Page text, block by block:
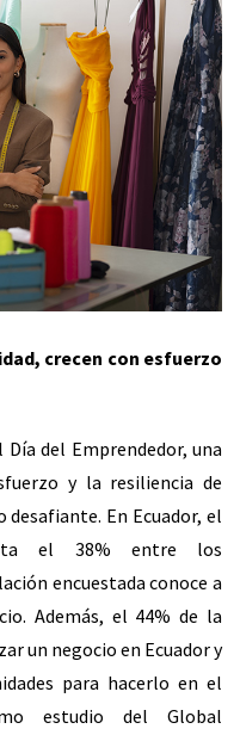
crecen con esfuerzo
del Emprendedor, una
y la resiliencia de
En Ecuador, el
el 38% entre los
encuestada conoce a
Además, el 44% de la
un negocio en Ecuador y
para hacerlo en el
estudio del Global